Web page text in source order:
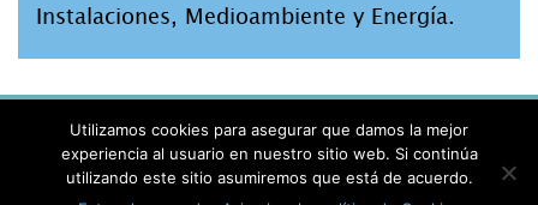
Instalaciones, Medioambiente y Energía.
PRIVACIDAD
POLÍTICA DE COOKIES
Utilizamos cookies para asegurar que damos la mejor
experiencia al usuario en nuestro sitio web. Si continúa
utilizando este sitio asumiremos que está de acuerdo.